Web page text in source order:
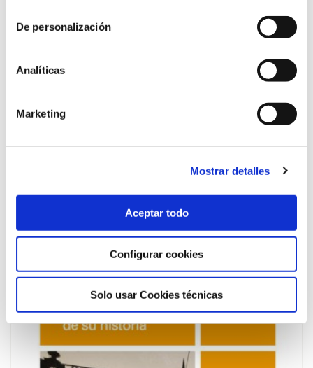
De personalización
Analíticas
Marketing
Mostrar detalles
Aceptar todo
Configurar cookies
Solo usar Cookies técnicas
Florentí Moyano i Jimènez
Un modelo de empresa energética local:
Gas Reusense (1854 – 1969)